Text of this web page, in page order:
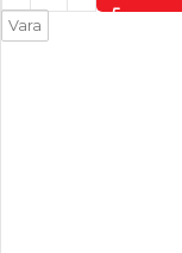
Vara